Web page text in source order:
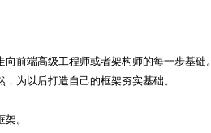
前端高级工程师或者架构师的每一步基础。
为以后打造自己的框架夯实基础。
。